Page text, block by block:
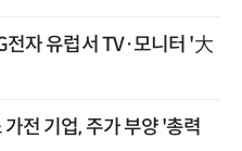
자 유럽서 TV·모니터 '大
전 기업, 주가 부양 '총력